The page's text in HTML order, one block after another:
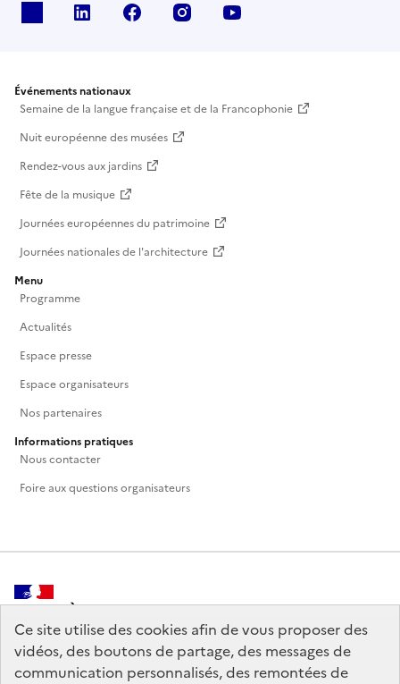
Ce site utilise des cookies afin de vous proposer des
vidéos, des boutons de partage, des messages de
communication personnalisés, des remontées de
Linkedin Facebook Instagram
Événements nationaux
Semaine de la langue française et de la Francophonie
Nuit européenne des musées
Rendez-vous aux jardins
Fête de la musique
Journées européennes du patrimoine
Journées nationales de l'architecture
Menu
Programme
Actualités
Espace presse
Espace organisateurs
Nos partenaires
Informations pratiques
Nous contacter
Foire aux questions organisateurs
MINISTÈRE
DE LA CULTURE